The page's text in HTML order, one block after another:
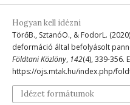
Hogyan kell idézni
TörőB., SztanóO., & FodorL.
deformáció által befolyásolt
Földtani Közlöny, 142(4), 339-356.
https://ojs.mtak.hu/index.php/
Idézet formátumok